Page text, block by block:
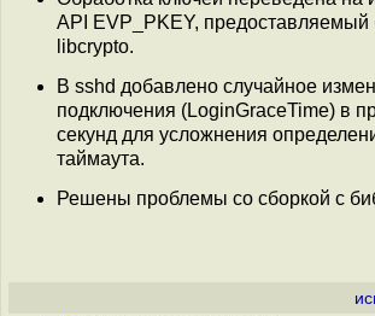
API EVP_PKEY, предоставляемый
libcrypto.
В sshd добавлено случайное
подключения (LoginGraceTime) в
секунд для усложнения
таймаута.
Решены проблемы со сборкой с